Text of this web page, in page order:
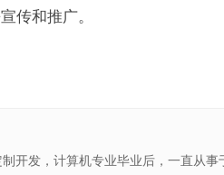
传和推广。
开发，计算机专业毕业后，一直从